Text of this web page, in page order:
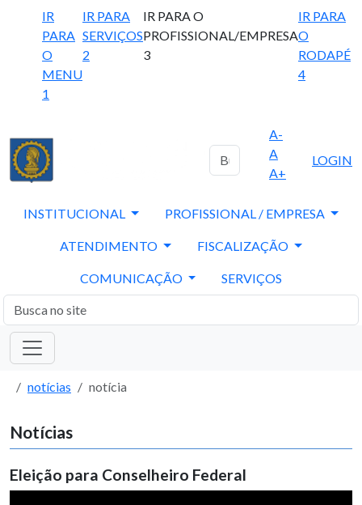
IR
PARA
O
MENU
1
IR PARA
SERVIÇOS
2
IR PARA O
PROFISSIONAL/EMPRESA
3
IR PARA
O
RODAPÉ
4
A-
A
A+
LOGIN
INSTITUCIONAL PROFISSIONAL / EMPRESA
ATENDIMENTO FISCALIZAÇÃO
COMUNICAÇÃO SERVIÇOS
notícias notícia
Notícias
Eleição para Conselheiro Federal